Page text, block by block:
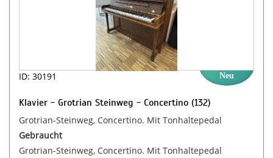
ID: 30191 Neu
Klavier - Grotrian Steinweg - Concertino (132)
Grotrian-Steinweg, Concertino. Mit Tonhaltepedal
Gebraucht
Grotrian-Steinweg, Concertino. Mit Tonhaltepedal